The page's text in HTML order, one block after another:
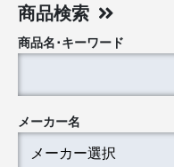
商品検索
商品名･キーワード
メーカー名